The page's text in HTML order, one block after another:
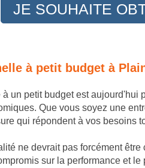
JE SOUHAITE
à petit budget à
un petit budget est
Que vous soyez une
qui répondent à vos besoins
ne devrait pas forcément
sur la performance et